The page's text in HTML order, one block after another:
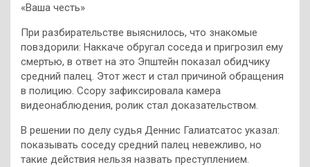
«Ваша честь»
При разбирательстве выяснилось, что знакомые
повздорили: Наккаче обругал соседа и пригрозил ему
смертью, в ответ на это Эпштейн показал обидчику
средний палец. Этот жест и стал причиной обращения
в полицию. Ссору зафиксировала камера
видеонаблюдения, ролик стал доказательством.
В решении по делу судья Деннис Галиатсатос указал:
показывать соседу средний палец невежливо, но
такие действия нельзя назвать преступлением.